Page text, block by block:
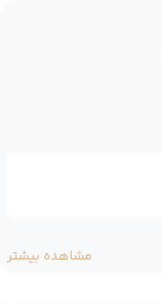
مشاهده بیشتر